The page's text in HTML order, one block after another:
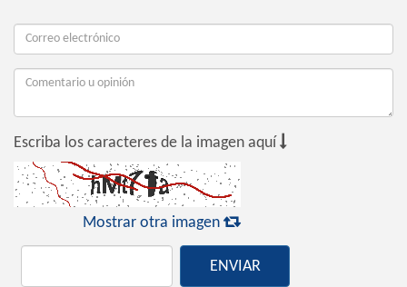
Escriba los caracteres de la imagen aquí 
Mostrar otra imagen 
ENVIAR